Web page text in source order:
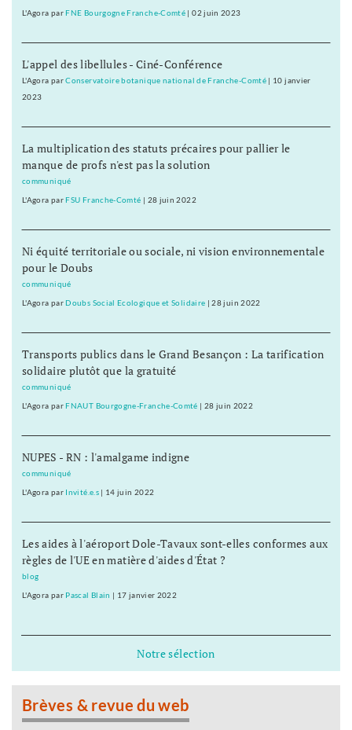
L'Agora par FNE Bourgogne Franche-Comté |02 juin 2023
L'appel des libellules - Ciné-Conférence
L'Agora parConservatoire botanique national de Franche-Comté| 10 janvier
2023
La multiplication des statuts précaires pour pallier le
manque de profs n'est pas la solution
communiqué
L'Agora par FSU Franche-Comté 28 juin 2022
Ni équité territoriale ou sociale, ni vision environnementale
pour le Doubs
communiqué
L'Agora par Doubs Social Ecologique et Solidaire |28 juin 2022
Transports publics dans le Grand Besançon : La tarification
solidaire plutôt que la gratuité
communiqué
L'Agora par FNAUT Bourgogne-Franche-Comté 28 juin 2022
NUPES - RN : l'amalgame indigne
communiqué
L'Agora par Invité.e.s| 14 juin 2022
Les aides à l'aéroport Dole-Tavaux sont-elles conformes aux
règles de l'UE en matière d'aides d'État ?
blog
L'Agora par Pascal Blain 17 janvier 2022
Notre sélection
Brèves & revue du web